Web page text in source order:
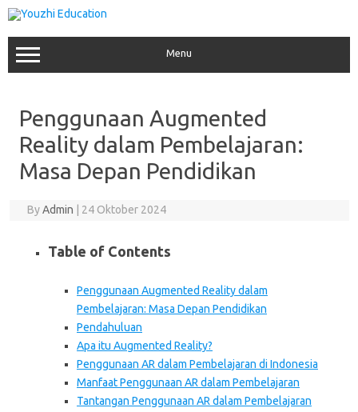
Skip
to
content
Menu
Penggunaan Augmented
Reality dalam Pembelajaran:
Masa Depan Pendidikan
ByAdmin 24 Oktober 2024
Table of Contents
Penggunaan Augmented Reality dalam
Pembelajaran: Masa Depan Pendidikan
Pendahuluan
Apa itu Augmented Reality?
Penggunaan AR dalam Pembelajaran di Indonesia
Manfaat Penggunaan AR dalam Pembelajaran
Tantangan Penggunaan AR dalam Pembelajaran